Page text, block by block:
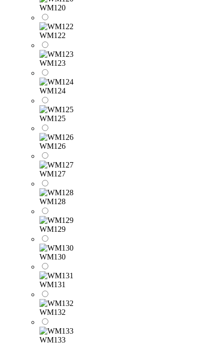
WM120
WM122
WM123
WM124
WM125
WM126
WM127
WM128
WM129
WM130
WM131
WM132
WM133